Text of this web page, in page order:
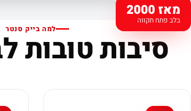
מאז 2000
בלב פתח תקווה
למה בייק סנטר
סיבות טובות